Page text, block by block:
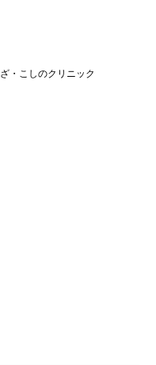
・こしのクリニック